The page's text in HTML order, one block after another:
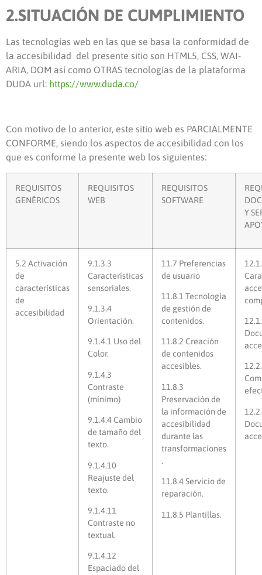
2.SITUACIÓN DE CUMPLIMIENTO
Las tecnologías web en las que se basa la conformidad de
la accesibilidad del presente sitio son HTML5, CSS, WAI-
ARIA, DOM así como OTRAS tecnologías de la plataforma
DUDA url: https://www.duda.co/
Con motivo de lo anterior, este sitio web es PARCIALMENTE
CONFORME, siendo los aspectos de accesibilidad con los
que es conforme la presente web los siguientes:
REQUISITOS
GENÉRICOS
REQUISITOS
WEB
REQUISITOS
SOFTWARE
Y
5.2 Activación
de
características
de
accesibilidad
9.1.3.3
Características
sensoriales.
9.1.3.4
Orientación.
9.1.4.1 Uso del
Color.
9.1.4.3
Contraste
(mínimo)
9.1.4.4 Cambio
de tamaño del
texto.
9.1.4.10
Reajuste del
texto.
9.1.4.11
Contraste no
textual.
9.1.4.12
Espaciado del
11.7 Preferencias
de usuario
11.8.1 Tecnología
de gestión de
contenidos.
11.8.2 Creación
de contenidos
accesibles.
11.8.3
Preservación de
la información de
accesibilidad
durante las
transformaciones
.
11.8.4 Servicio de
reparación.
11.8.5 Plantillas.